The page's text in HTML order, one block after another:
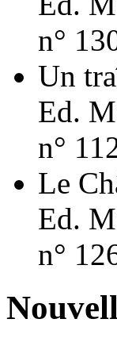
n°
Un
Ed.
n°
Le
Ed.
n°